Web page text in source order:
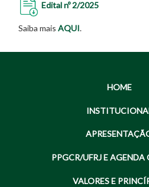
Edital nº 2/2025
Saiba mais AQUI.
HOME
PPGCR/UFRJ E
VALORES E